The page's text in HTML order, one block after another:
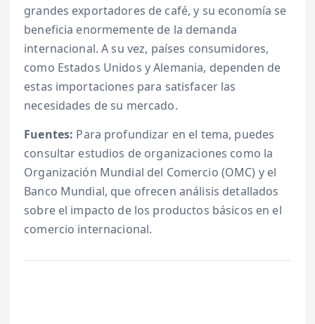
grandes exportadores de café, y su economía se
beneficia enormemente de la demanda
internacional. A su vez, países consumidores,
como Estados Unidos y Alemania, dependen de
estas importaciones para satisfacer las
necesidades de su mercado.
Fuentes: Para profundizar en el tema, puedes
consultar estudios de organizaciones como la
Organización Mundial del Comercio (OMC) y el
Banco Mundial, que ofrecen análisis detallados
sobre el impacto de los productos básicos en el
comercio internacional.